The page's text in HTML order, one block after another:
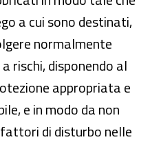
a cui sono destinati,
normalmente
rischi, disponendo al
appropriata e
e in modo da non
di disturbo nelle